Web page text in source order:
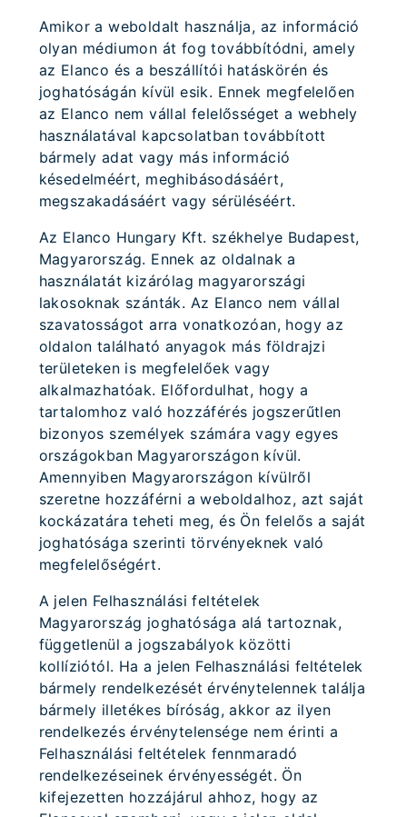
Amikor a weboldalt használja, az információ
olyan médiumon át fog továbbítódni, amely
az Elanco és a beszállítói hatáskörén és
joghatóságán kívül esik. Ennek megfelelően
az Elanco nem vállal felelősséget a webhely
használatával kapcsolatban továbbított
bármely adat vagy más információ
késedelméért, meghibásodásáért,
megszakadásáért vagy sérüléséért.
Az Elanco Hungary Kft. székhelye Budapest,
Magyarország. Ennek az oldalnak a
használatát kizárólag magyarországi
lakosoknak szánták. Az Elanco nem vállal
szavatosságot arra vonatkozóan, hogy az
oldalon található anyagok más földrajzi
területeken is megfelelőek vagy
alkalmazhatóak. Előfordulhat, hogy a
tartalomhoz való hozzáférés jogszerűtlen
bizonyos személyek számára vagy egyes
országokban Magyarországon kívül.
Amennyiben Magyarországon kívülről
szeretne hozzáférni a weboldalhoz, azt saját
kockázatára teheti meg, és Ön felelős a saját
joghatósága szerinti törvényeknek való
megfelelőségért.
A jelen Felhasználási feltételek
Magyarország joghatósága alá tartoznak,
függetlenül a jogszabályok közötti
kollíziótól. Ha a jelen Felhasználási feltételek
bármely rendelkezését érvénytelennek találja
bármely illetékes bíróság, akkor az ilyen
rendelkezés érvénytelensége nem érinti a
Felhasználási feltételek fennmaradó
rendelkezéseinek érvényességét. Ön
kifejezetten hozzájárul ahhoz, hogy az